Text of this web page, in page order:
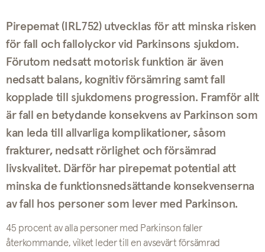
Pirepemat (IRL752) utvecklas för att minska risken
för fall och fallolyckor vid Parkinsons sjukdom.
Förutom nedsatt motorisk funktion är även
nedsatt balans, kognitiv försämring samt fall
kopplade till sjukdomens progression. Framför allt
är fall en betydande konsekvens av Parkinson som
kan leda till allvarliga komplikationer, såsom
frakturer, nedsatt rörlighet och försämrad
livskvalitet. Därför har pirepemat potential att
minska de funktionsnedsättande konsekvenserna
av fall hos personer som lever med Parkinson.
45 procent av alla personer med Parkinson faller
återkommande, vilket leder till en avsevärt försämrad